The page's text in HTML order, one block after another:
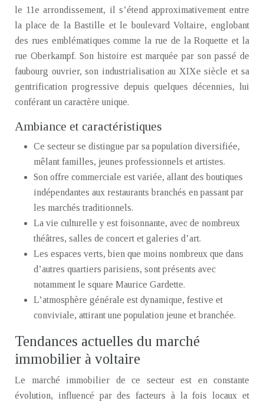
le 11e arrondissement, il s’étend approximativement entre
la place de la Bastille et le boulevard Voltaire, englobant
des rues emblématiques comme la rue de la Roquette et la
rue Oberkampf. Son histoire est marquée par son passé de
faubourg ouvrier, son industrialisation au XIXe siècle et sa
gentrification progressive depuis quelques décennies, lui
conférant un caractère unique.
Ambiance et caractéristiques
Ce secteur se distingue par sa population diversifiée,
mêlant familles, jeunes professionnels et artistes.
Son offre commerciale est variée, allant des boutiques
indépendantes aux restaurants branchés en passant par
les marchés traditionnels.
La vie culturelle y est foisonnante, avec de nombreux
théâtres, salles de concert et galeries d’art.
Les espaces verts, bien que moins nombreux que dans
d’autres quartiers parisiens, sont présents avec
notamment le square Maurice Gardette.
L’atmosphère générale est dynamique, festive et
conviviale, attirant une population jeune et branchée.
Tendances actuelles du marché
immobilier à voltaire
Le marché immobilier de ce secteur est en constante
évolution, influencé par des facteurs à la fois locaux et